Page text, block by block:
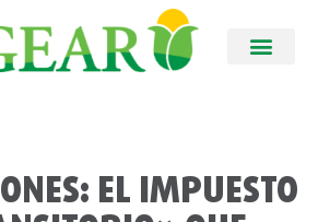
EL IMPUESTO